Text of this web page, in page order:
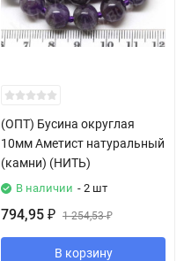
(ОПТ) Бусина округлая
10мм Аметист натуральный
(камни) (НИТЬ)
В наличии - 2 шт
794,95 ₽ 1 254,53₽
В корзину